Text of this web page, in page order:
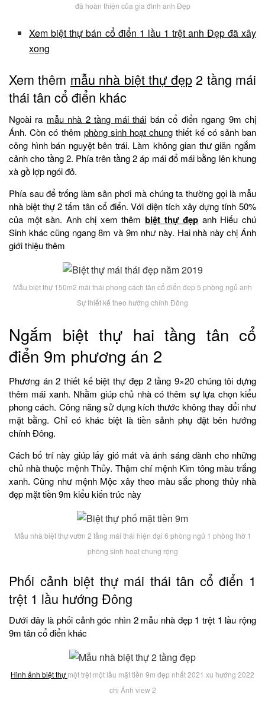
đã hoàn thiện của gia đình anh Đẹp
Xem biệt thự bán cổ điển 1 lầu 1 trệt anh Đẹp đã xây
xong
Xem thêm mẫu nhà biệt thự đẹp2 tầng mái
thái tân cổ điển khác
Ngoài ra mẫu nhà 2 tầng mái thái bán cổ điển ngang 9m chị
Ánh. Còn có thêm phòng sinh hoạt chung thiết kế có sảnh ban
công hình bán nguyệt bên trái. Làm không gian thư giãn ngắm
cảnh cho tầng 2. Phía trên tầng 2 áp mái đổ mái bằng lên khung
xà gồ lợp ngói đỏ.
Phía sau để trống làm sân phơi mà chúng ta thường gọi là mẫu
nhà biệt thự 2 tấm tân cổ điển. Với diện tích xây dựng tính 50%
của một sàn. Anh chị xem thêmbiệt thự đẹp anh Hiếu chú
Sinh khác cũng ngang 8m và 9m như này. Hai nhà này chị Ánh
giới thiệu thêm
Mẫu biệt thự 150m2 mái thái phong cách tân cổ điển đẹp 5 phòng ngủ anh
Sự thiết kế theo hướng chính Đông
Ngắm biệt thự hai tầng tân cổ
điển 9m phương án 2
Phương án 2 thiết kế biệt thự đẹp 2 tầng 9×20 chúng tôi dựng
thêm mái xanh. Nhằm giúp chủ nhà có thêm sự lựa chọn kiểu
phong cách. Công năng sử dụng kích thước không thay đổi như
mặt bằng. Chỉ có khác biệt là tiền sảnh phụ đặt bên hướng
chính Đông.
Cách bố trí này giúp lấy gió mát và ánh sáng dành cho những
chủ nhà thuộc mệnh Thủy. Thậm chí mệnh Kim tông màu trắng
xanh. Cũng như mệnh Mộc xây theo màu sắc phong thủy nhà
đẹp mặt tiền 9m kiểu kiến trúc này
Mẫu nhà biệt thự vườn 2 tầng mái thái hiện đại 6 phòng ngủ 1 phòng thờ 1
phòng sinh hoạt chung rộng
Phối cảnh biệt thự mái thái tân cổ điển 1
trệt 1 lầu hướng Đông
Dưới đây là phối cảnh góc nhìn 2 mẫu nhà đẹp 1 trệt 1 lầu rộng
9m tân cổ điển khác
Hình ảnh biệt thựmột trệt một lầu mặt tiền 9m đẹp nhất 2021 xu hướng 2022
chị Ánh view 2